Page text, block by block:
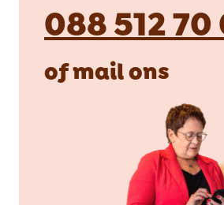
088 512 70
ofmailons